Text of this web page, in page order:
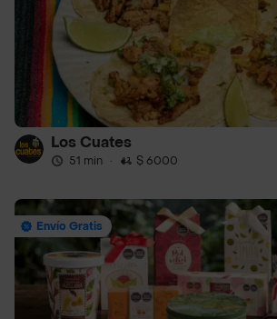
Los Cuates
51 min · $ 6000
Envío Gratis